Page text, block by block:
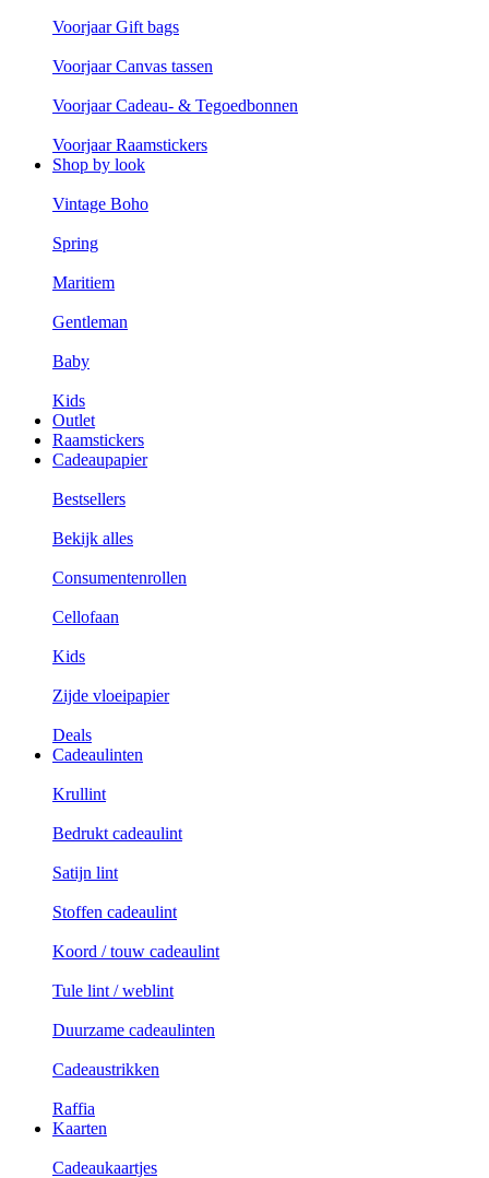
Voorjaar Gift bags
Voorjaar Canvas tassen
Voorjaar Cadeau- & Tegoedbonnen
Voorjaar Raamstickers
Shop by look
Vintage Boho
Spring
Maritiem
Gentleman
Baby
Kids
Outlet
Raamstickers
Cadeaupapier
Bestsellers
Bekijk alles
Consumentenrollen
Cellofaan
Kids
Zijde vloeipapier
Deals
Cadeaulinten
Krullint
Bedrukt cadeaulint
Satijn lint
Stoffen cadeaulint
Koord / touw cadeaulint
Tule lint / weblint
Duurzame cadeaulinten
Cadeaustrikken
Raffia
Kaarten
Cadeaukaartjes